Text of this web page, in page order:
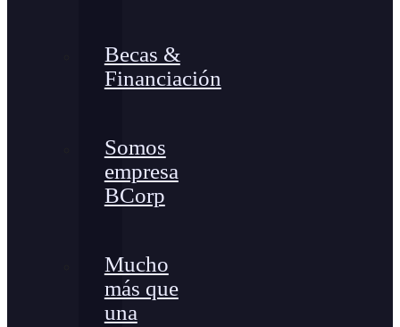
Becas &
Financiación
Somos
empresa
BCorp
Mucho
más que
una